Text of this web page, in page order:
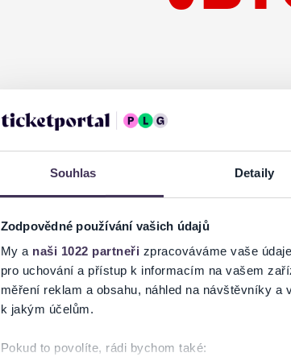
Souhlas Detaily
Zodpovědné používání vašich údajů
My a naši 1022 partneři zpracováváme vaše
pro uchování a přístup k informacím na vašem
měření reklam a obsahu, náhled na návštěvníky
k jakým účelům.
Pokud to povolíte, rádi bychom také: